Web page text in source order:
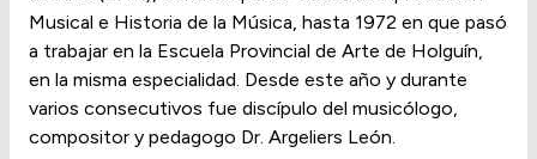
Musical e Historia de la Música, hasta 1972 en que pasó
a trabajar en la Escuela Provincial de Arte de Holguín,
en la misma especialidad. Desde este año y durante
varios consecutivos fue discípulo del musicólogo,
compositor y pedagogo Dr. Argeliers León.